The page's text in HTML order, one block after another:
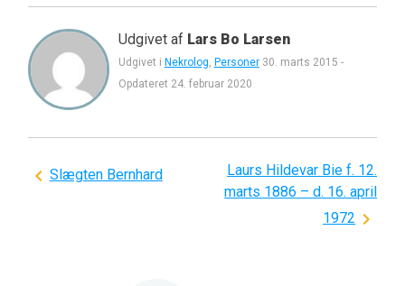
Udgivet af Lars Bo Larsen
Udgivet i Nekrolog Personer 30. marts 2015 -
Opdateret 24. februar 2020
Indlægsnavigation
Slægten Bernhard
Laurs Hildevar Bie f. 12.
marts 1886 – d. 16. april
1972